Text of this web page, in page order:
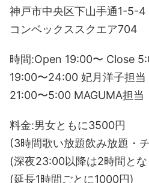
神戸市中央区下山手通1-5-4
コンベックススクエア704
時間:Open 19:00〜 Close
19:00〜24:00 妃月洋子担当
21:00〜5:00 MAGUMA担当
料金:男女ともに3500円
(3時間歌い放題飲み放題・
(深夜23:00以降は2時間と
(延長1時間ごとに1000円)